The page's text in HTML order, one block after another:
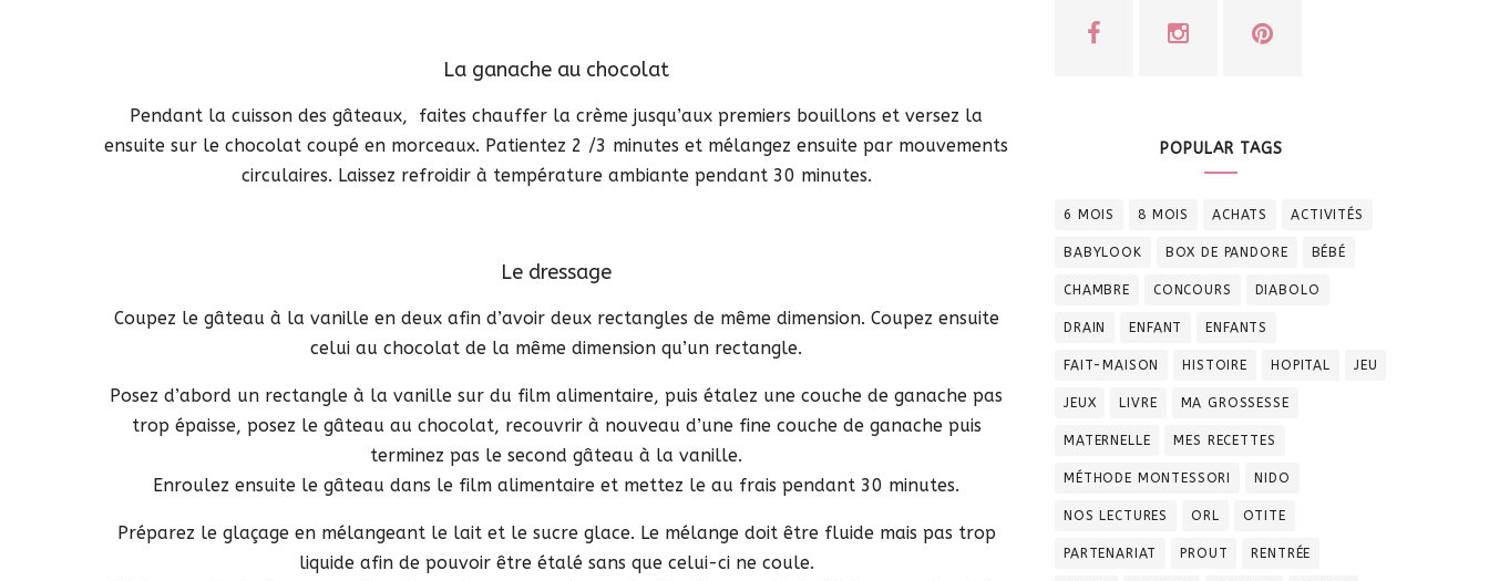
La ganache au chocolat
Pendant la cuisson des gâteaux, faites chauffer la crème jusqu’aux premiers bouillons et versez la
ensuite sur le chocolat coupé en morceaux. Patientez 2 /3 minutes et mélangez ensuite par mouvements
circulaires. Laissez refroidir à température ambiante pendant 30 minutes.
Le dressage
Coupez le gâteau à la vanille en deux afin d’avoir deux rectangles de même dimension. Coupez ensuite
celui au chocolat de la même dimension qu’un rectangle.
Posez d’abord un rectangle à la vanille sur du film alimentaire, puis étalez une couche de ganache pas
trop épaisse, posez le gâteau au chocolat, recouvrir à nouveau d’une fine couche de ganache puis
terminez pas le second gâteau à la vanille.
Enroulez ensuite le gâteau dans le film alimentaire et mettez le au frais pendant 30 minutes.
Préparez le glaçage en mélangeant le lait et le sucre glace. Le mélange doit être fluide mais pas trop
liquide afin de pouvoir être étalé sans que celui-ci ne coule.
POPULAR TAGS
6 MOIS 8 MOIS ACHATS ACTIVITÉS
BABYLOOK BOX DE PANDORE BÉBÉ
CHAMBRE CONCOURS DIABOLO
DRAIN ENFANT ENFANTS
FAIT-MAISON HISTOIRE HOPITAL JEU
JEUX LIVRE MA GROSSESSE
MATERNELLE MES RECETTES
MÉTHODE MONTESSORI NIDO
NOS LECTURES ORL OTITE
PARTENARIAT PROUT RENTRÉE